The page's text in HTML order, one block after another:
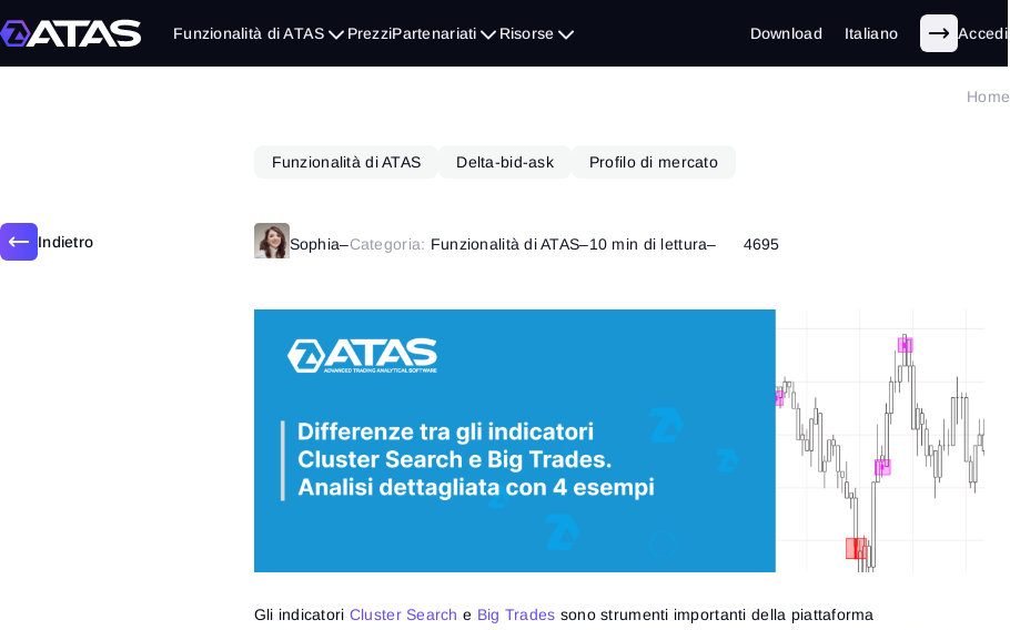
Funzionalità di ATAS PrezziPartenariati Risorse Download Italiano Accedi
Home
Indietro
Funzionalità di ATAS Delta-bid-ask Profilo di mercato
Sophia–Categoria: Funzionalità di ATAS–10 min di lettura– 4695
Gli indicatori Cluster Search e Big Trades sono strumenti importanti della piattaforma